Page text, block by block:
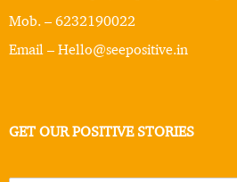
Mob. – 6232190022
Email – Hello@seepositive.in
GET OUR POSITIVE STORIES